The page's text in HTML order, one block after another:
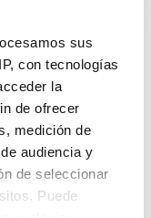
sus
con tecnologías
la
de ofrecer
medición de
audiencia y
de seleccionar
Puede
como
aquí.
estás